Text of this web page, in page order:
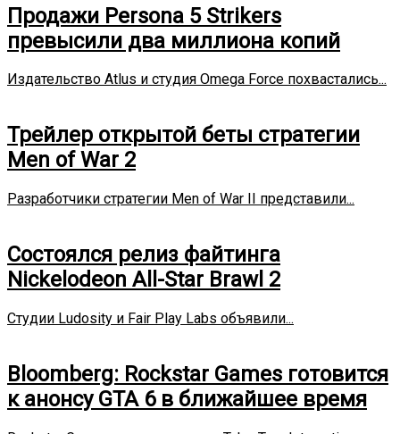
Продажи Persona 5 Strikers
превысили два миллиона копий
Издательство Atlus и студия Omega Force похвастались...
Трейлер открытой беты стратегии
Men of War 2
Разработчики стратегии Men of War II представили...
Состоялся релиз файтинга
Nickelodeon All-Star Brawl 2
Студии Ludosity и Fair Play Labs объявили...
Bloomberg: Rockstar Games готовится
к анонсу GTA 6 в ближайшее время